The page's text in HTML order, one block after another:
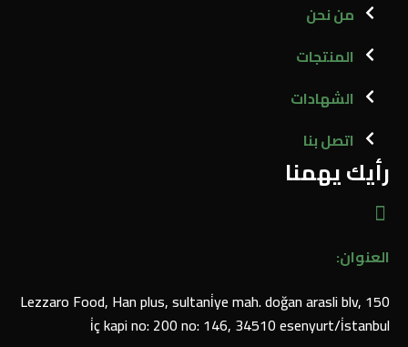
من نحن
المنتجات
الشهادات
اتصل بنا
رأيك يهمنا
العنوان:
Lezzaro Food, Han plus, sultani̇ye mah. doğan arasli blv, 150
i̇ç kapi no: 200 no: 146, 34510 esenyurt/i̇stanbul